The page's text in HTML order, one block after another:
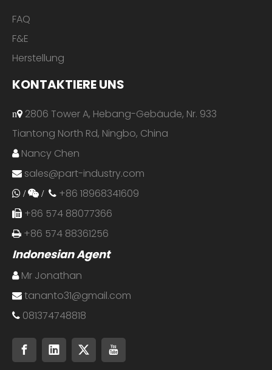
FAQ
F&E
Herstellung
KONTAKTIERE UNS
n 2806 Tower A, Hebang-Gebäude, Nr. 933
Tiantong North Rd, Ningbo, China
 Nancy Chen
 sales@part-industry.com
 / /  +86 18968341609
 +86 574 88077366
 +86 574 88361256
Indonesian Agent
 Mr Jonathan
 tananto31@gmail.com
 081374748818